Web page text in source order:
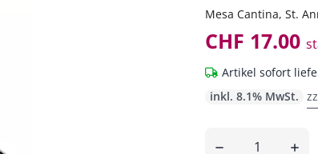
Mesa Cantina, St.
CHF 17.00
Artikel sofort
inkl. 8.1% MwSt.